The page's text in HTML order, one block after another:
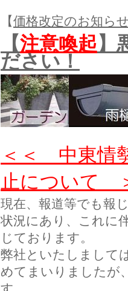
【価格改定のお知ら
【注意喚起】
ださい！
＜＜ 中東情
止について
現在、報道等でも報
状況にあり、これに
じております。
弊社といたしまして
めてまいりましたが